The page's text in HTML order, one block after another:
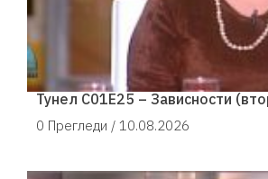
Тунел С01Е25 – Зависности
0 Прегледи / 10.08.2026